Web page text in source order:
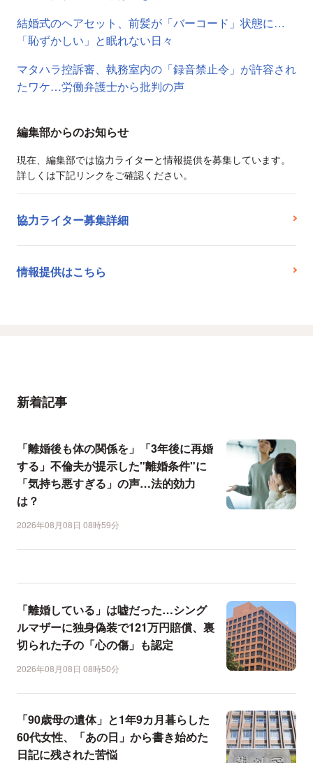
結婚式のヘアセット、前髪が「バーコード」状態に…
「恥ずかしい」と眠れない日々
マタハラ控訴審、執務室内の「録音禁止令」が許容され
たワケ…労働弁護士から批判の声
編集部からのお知らせ
現在、編集部では協力ライターと情報提供を募集しています。
詳しくは下記リンクをご確認ください。
協力ライター募集詳細
情報提供はこちら
新着記事
「離婚後も体の関係を」「3年後に再婚
する」不倫夫が提示した"離婚条件"に
「気持ち悪すぎる」の声…法的効力
は？
2026年08月08日 08時59分
「離婚している」は嘘だった…シング
ルマザーに独身偽装で121万円賠償、裏
切られた子の「心の傷」も認定
2026年08月08日 08時50分
「90歳母の遺体」と1年9カ月暮らした
60代女性、「あの日」から書き始めた
日記に残された苦悩